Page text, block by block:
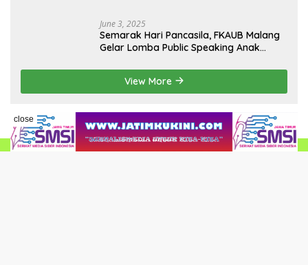
June 3, 2025
Semarak Hari Pancasila, FKAUB Malang
Gelar Lomba Public Speaking Anak
Pancasila
View More
close